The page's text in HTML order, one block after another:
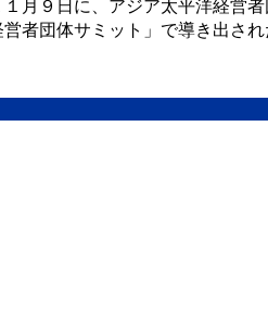
月９日に、アジア太平洋経営
者団体サミット」で導き出さ